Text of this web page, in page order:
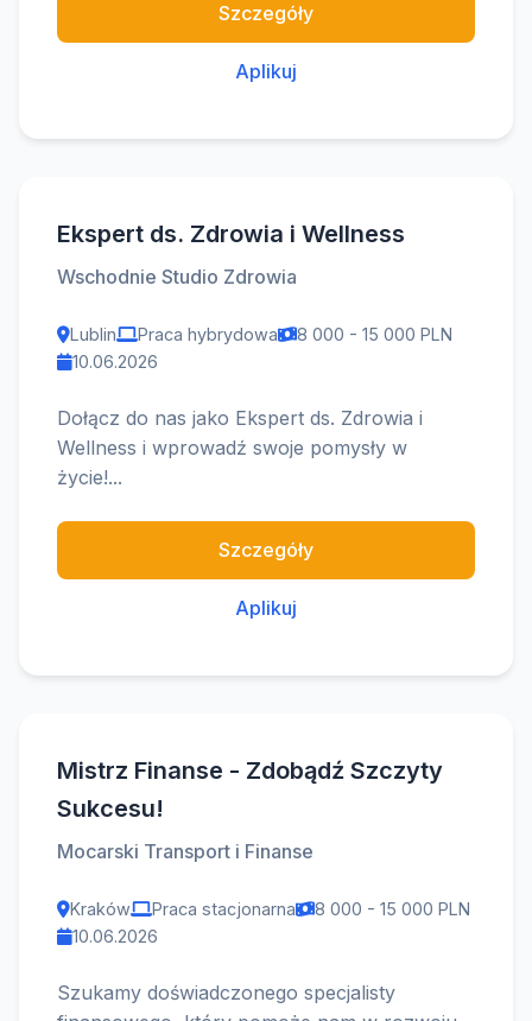
Szczegóły
Aplikuj
Ekspert ds. Zdrowia i Wellness
Wschodnie Studio Zdrowia
Lublin Praca hybrydowa
8 000 - 15 000 PLN
10.06.2026
Dołącz do nas jako Ekspert ds. Zdrowia i
Wellness i wprowadź swoje pomysły w
życie!...
Szczegóły
Aplikuj
Mistrz Finanse - Zdobądź Szczyty
Sukcesu!
Mocarski Transport i Finanse
Kraków Praca stacjonarna
8 000 - 15 000 PLN
10.06.2026
Szukamy doświadczonego specjalisty